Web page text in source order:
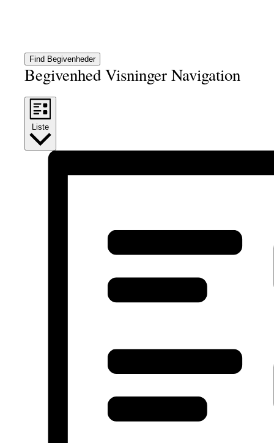
Find Begivenheder
Begivenhed Visninger Navigation
Liste